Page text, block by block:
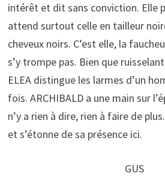
intérêt et dit sans conviction. Elle
attend surtout celle en tailleur
cheveux noirs. C’est elle, la
s’y trompe pas. Bien que
ELEA distingue les larmes d’un
fois. ARCHIBALD a une main sur
n’y a rien à dire, rien à faire de
et s’étonne de sa présence ici.
GUS